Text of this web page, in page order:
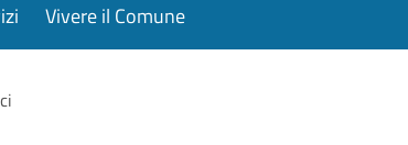
Vivere il Comune